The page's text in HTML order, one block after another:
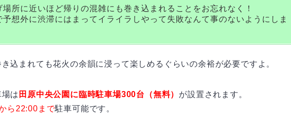
場所に近いほど帰りの混雑にも巻き込まれることをお忘れなく！
予想外に渋滞にはまってイライラしやって失敗なんて事のないようにしま
込まれても花火の余韻に浸って楽しめるぐらいの余裕が必要ですよ。
は 田原中央公園に臨時駐車場300台（無料） が設置されます。
ら22:00まで駐車可能です。